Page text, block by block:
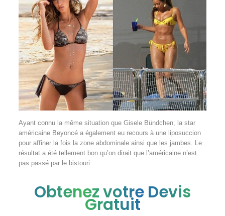
Ayant connu la même situation que Gisele Bündchen, la star
américaine Beyoncé a également eu recours à une liposuccion
pour affiner la fois la zone abdominale ainsi que les jambes. Le
résultat a été tellement bon qu’on dirait que l’américaine n’est
pas passé par le bistouri.
Obtenez votre Devis
Gratuit